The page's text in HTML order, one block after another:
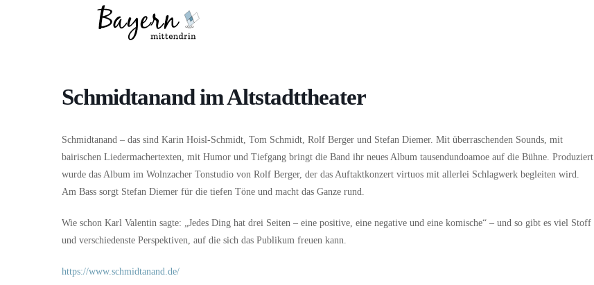
Schmidtanand im Altstadttheater
Schmidtanand – das sind Karin Hoisl-Schmidt, Tom Schmidt, Rolf Berger und Stefan Diemer. Mit überraschenden Sounds, mit
bairischen Liedermachertexten, mit Humor und Tiefgang bringt die Band ihr neues Album tausendundoamoe auf die Bühne. Produziert
wurde das Album im Wolnzacher Tonstudio von Rolf Berger, der das Auftaktkonzert virtuos mit allerlei Schlagwerk begleiten wird.
Am Bass sorgt Stefan Diemer für die tiefen Töne und macht das Ganze rund.
Wie schon Karl Valentin sagte: „Jedes Ding hat drei Seiten – eine positive, eine negative und eine komische“ – und so gibt es viel Stoff
und verschiedenste Perspektiven, auf die sich das Publikum freuen kann.
https://www.schmidtanand.de/